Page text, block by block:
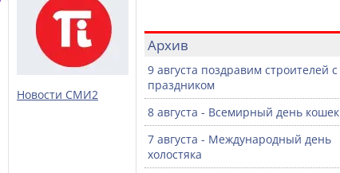
Новости СМИ2
Архив
9 августа поздравим строителей с
праздником
8 августа - Всемирный день кошек
7 августа - Международный день
холостяка